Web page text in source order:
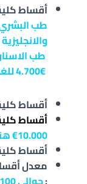
أقساط
طب البشري
طب الاسنان
€ للغة التركية في السنة
أقساط
أقساط
10.000
€
أقساط
معدل